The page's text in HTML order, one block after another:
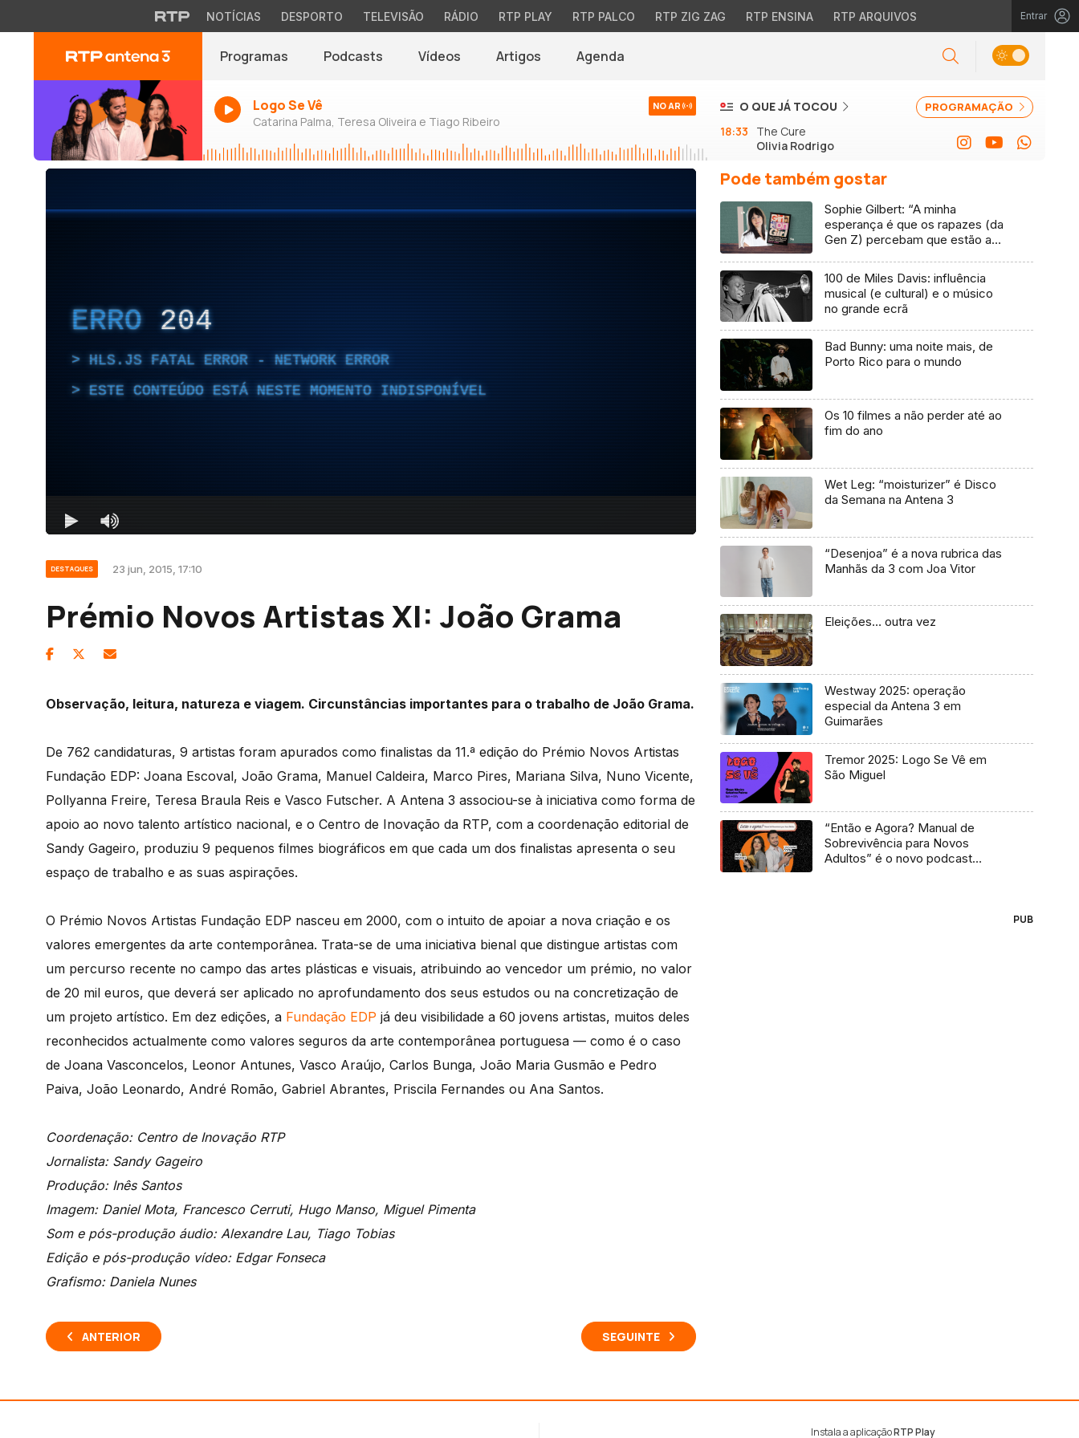
NOTÍCIAS DESPORTO TELEVISÃO RÁDIO RTP PLAY RTP PALCO RTP ZIG ZAG RTP ENSINA RTP ARQUIVOS Entrar
Programas Podcasts Vídeos Artigos Agenda
Logo Se Vê
Catarina Palma, Teresa Oliveira e Tiago Ribeiro
NO AR PROGRAMAÇÃO
O QUE JÁ TOCOU
18:33
The Cure
Olivia Rodrigo
DESTAQUES 23 jun, 2015, 17:10
Prémio Novos Artistas XI: João Grama
Observação, leitura, natureza e viagem. Circunstâncias importantes para o trabalho de João Grama.
De 762 candidaturas, 9 artistas foram apurados como finalistas da 11.ª edição do Prémio Novos Artistas
Fundação EDP: Joana Escoval, João Grama, Manuel Caldeira, Marco Pires, Mariana Silva, Nuno Vicente,
Pollyanna Freire, Teresa Braula Reis e Vasco Futscher. A Antena 3 associou-se à iniciativa como forma de
apoio ao novo talento artístico nacional, e o Centro de Inovação da RTP, com a coordenação editorial de
Sandy Gageiro, produziu 9 pequenos filmes biográficos em que cada um dos finalistas apresenta o seu
espaço de trabalho e as suas aspirações.
O Prémio Novos Artistas Fundação EDP nasceu em 2000, com o intuito de apoiar a nova criação e os
valores emergentes da arte contemporânea. Trata-se de uma iniciativa bienal que distingue artistas com
um percurso recente no campo das artes plásticas e visuais, atribuindo ao vencedor um prémio, no valor
de 20 mil euros, que deverá ser aplicado no aprofundamento dos seus estudos ou na concretização de
um projeto artístico. Em dez edições, a Fundação EDP já deu visibilidade a 60 jovens artistas, muitos deles
reconhecidos actualmente como valores seguros da arte contemporânea portuguesa — como é o caso
de Joana Vasconcelos, Leonor Antunes, Vasco Araújo, Carlos Bunga, João Maria Gusmão e Pedro
Paiva, João Leonardo, André Romão, Gabriel Abrantes, Priscila Fernandes ou Ana Santos.
Coordenação: Centro de Inovação RTP
Jornalista: Sandy Gageiro
Produção: Inês Santos
Imagem: Daniel Mota, Francesco Cerruti, Hugo Manso, Miguel Pimenta
Som e pós-produção áudio: Alexandre Lau, Tiago Tobias
Edição e pós-produção vídeo: Edgar Fonseca
Grafismo: Daniela Nunes
ANTERIOR SEGUINTE
Pode também gostar
Sophie Gilbert: “A minha
esperança é que os rapazes (da
Gen Z) percebam que estão a
100 de Miles Davis: influência
musical (e cultural) e o músico
no grande ecrã
Bad Bunny: uma noite mais, de
Porto Rico para o mundo
Os 10 filmes a não perder até ao
fim do ano
Wet Leg: “moisturizer” é Disco
da Semana na Antena 3
“Desenjoa” é a nova rubrica das
Manhãs da 3 com Joa Vitor
Eleições… outra vez
Westway 2025: operação
especial da Antena 3 em
Guimarães
Tremor 2025: Logo Se Vê em
São Miguel
“Então e Agora? Manual de
Sobrevivência para Novos
Adultos” é o novo podcast
PUB
Instala a aplicaçãoRTP Play